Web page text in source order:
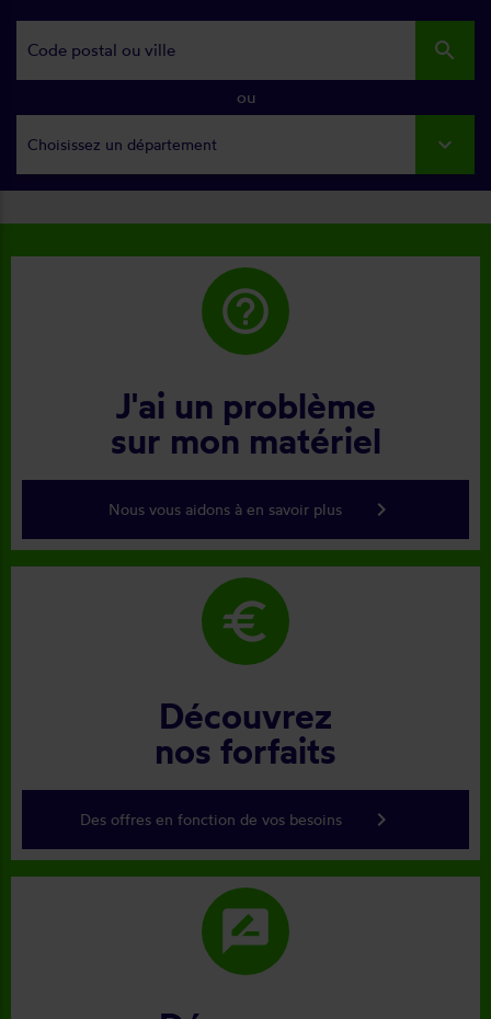
search
ou
Choisissez un département
help_outline
J'ai un problème
sur mon matériel
Nous vous aidons à en savoir plus keyboard_arrow_right
euro
Découvrez
nos forfaits
Des offres en fonction de vos besoins keyboard_arrow_right
rate_review